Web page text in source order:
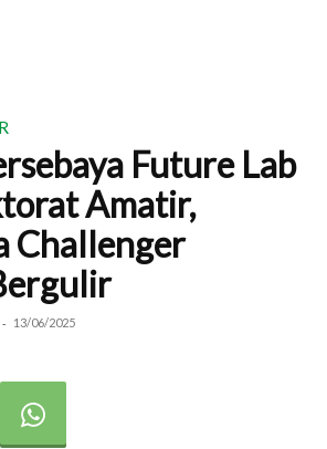
Future Lab
Amatir,
Challenger
- 13/06/2025